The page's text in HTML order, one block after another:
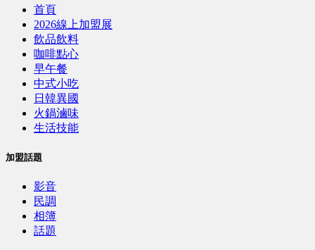
首頁
2026線上加盟展
飲品飲料
咖啡點心
早午餐
中式小吃
日韓異國
火鍋滷味
生活技能
加盟話題
影音
民調
相簿
話題